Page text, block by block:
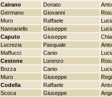
Cairano Donato
Germano Giovanni
Muro Raffaele
Nannariello Giuseppe
Caputo Giuseppe
Lucrezia Pasquale
Maffucci Canio
Cestone Lorenzo
Bozza Canio
Muro Giuseppe
Codella Raffaele
Scoca Giuseppe